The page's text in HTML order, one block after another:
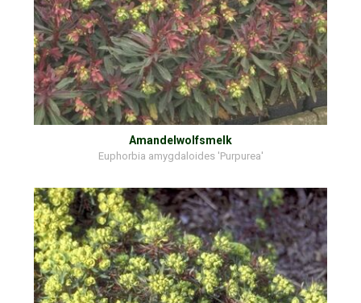
Amandelwolfsmelk
Euphorbia amygdaloides 'Purpurea'